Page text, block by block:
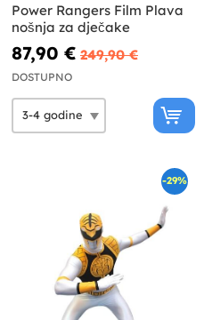
Power Rangers Film Plava
nošnja za dječake
87,90 € 249,90 €
DOSTUPNO
-29%